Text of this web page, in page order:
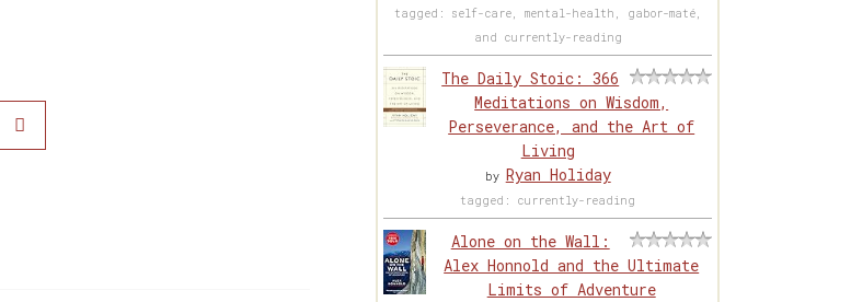
tagged: self-care, mental-health, gabor-maté,
and currently-reading
The Daily Stoic: 366
Meditations on Wisdom,
Perseverance, and the Art of
Living
by Ryan Holiday
tagged: currently-reading
Alone on the Wall:
Alex Honnold and the Ultimate
Limits of Adventure